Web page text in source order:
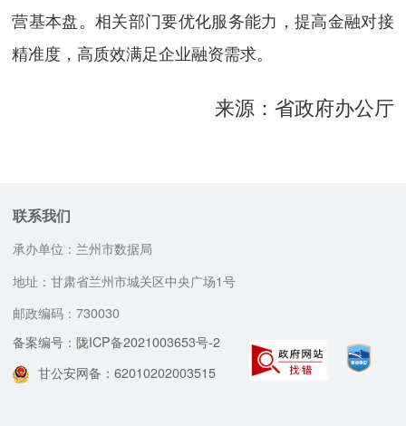
营基本盘。相关部门要优化服务能力，提高金融对接
精准度，高质效满足企业融资需求。
来源：省政府办公厅
联系我们
承办单位：兰州市数据局
地址：甘肃省兰州市城关区中央广场1号
邮政编码：730030
备案编号：陇ICP备2021003653号-2
甘公安网备：62010202003515